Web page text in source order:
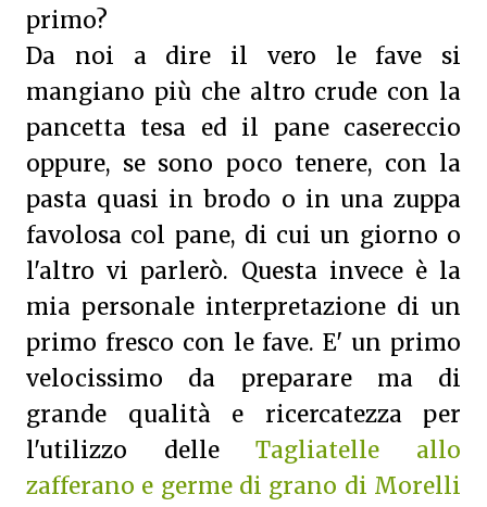
primo?
Da noi a dire il vero le fave si
mangiano più che altro crude con la
pancetta tesa ed il pane casereccio
oppure, se sono poco tenere, con la
pasta quasi in brodo o in una zuppa
favolosa col pane, di cui un giorno o
l'altro vi parlerò. Questa invece è la
mia personale interpretazione di un
primo fresco con le fave. E' un primo
velocissimo da preparare ma di
grande qualità e ricercatezza per
l'utilizzo delleTagliatelle allo
zafferano e germe di grano di Morelli